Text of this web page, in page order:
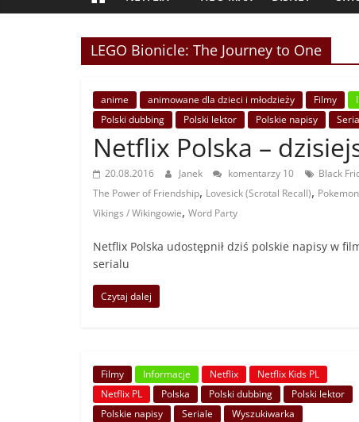
LEGO Bionicle: The Journey to One
anime animowane dla dzieci i młodzieży Filmy
Polski dubbing
Polski lektor Polskie napisy
Netflix Polska –
20.08.2016 Janek komentarzy 10 Black
The Power of Friendship, Lovesick (Scrotal Recall),
Vikings / Wikingowie, Word Party
Netflix Polska udostępnił dziś polskie napisy w
serialu
Czytaj dalej
Filmy Informacje Netflix
Netflix Kids PL
Netflix PL
Polska Polski dubbing
Polski lektor
Polskie napisy
Seriale Wyszukiwarka